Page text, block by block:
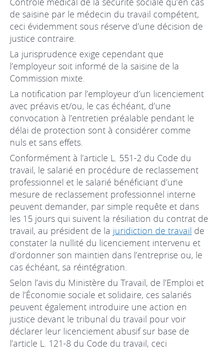
de saisine par le médecin du travail compétent,
ceci évidemment sous réserve d’une décision de
justice contraire.
La jurisprudence exige cependant que
l’employeur soit informé de la saisine de la
Commission mixte.
La notification par l’employeur d’un licenciement
avec préavis et/ou, le cas échéant, d’une
convocation à l’entretien préalable pendant le
délai de protection sont à considérer comme
nuls et sans effets.
Conformément à l’article L. 551-2 du Code du
travail, le salarié en procédure de reclassement
professionnel et le salarié bénéficiant d’une
mesure de reclassement professionnel interne
peuvent demander, par simple requête et dans
les 15 jours qui suivent la résiliation du contrat de
travail, au président de la juridiction de travail de
constater la nullité du licenciement intervenu et
d’ordonner son maintien dans l’entreprise ou, le
cas échéant, sa réintégration.
Selon l’avis du Ministère du Travail, de l’Emploi et
de l’Économie sociale et solidaire, ces salariés
peuvent également introduire une action en
justice devant le tribunal du travail pour voir
déclarer leur licenciement abusif sur base de
l’article L. 121-8 du Code du travail, ceci